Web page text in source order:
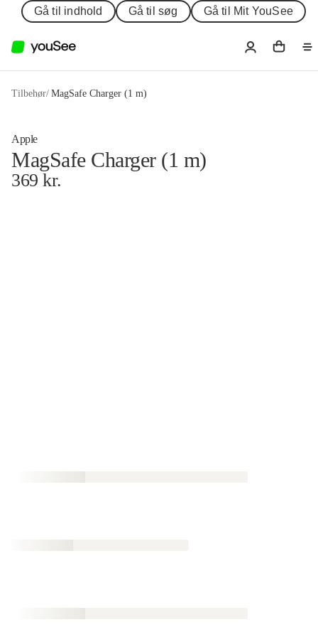
Gå til indhold Gå til søg Gå til Mit YouSee
Tilbehør/ MagSafe Charger (1 m)
Apple
MagSafe Charger (1 m)
369kr.